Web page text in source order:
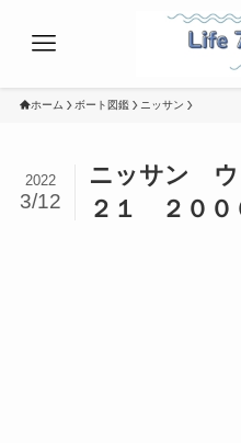
ホーム ボート図鑑 ニッサン
ニッサン ウ
２１ ２００
2022
3/12